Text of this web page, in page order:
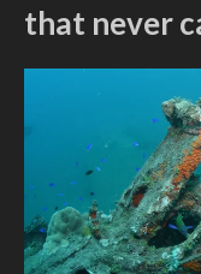
that never